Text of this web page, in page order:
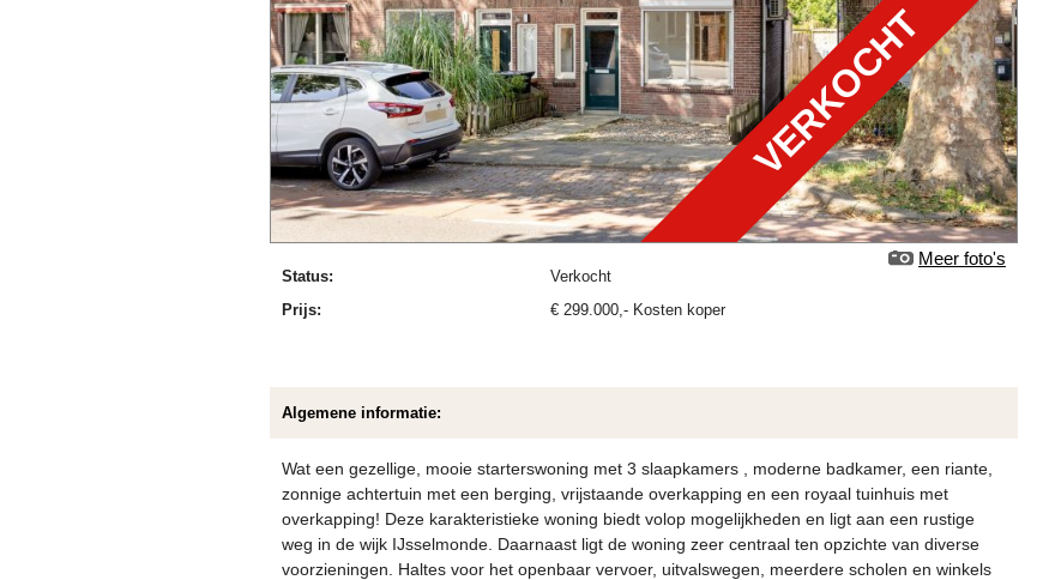
VERKOCHT
Meer foto's
Status:
verkocht
Prijs:
€ 299.000 ,- Kosten koper
Algemene informatie:
Wat een gezellige, mooie starterswoning met 3 slaapkamers , moderne badkamer, een riante,
zonnige achtertuin met een berging, vrijstaande overkapping en een royaal tuinhuis met
overkapping! Deze karakteristieke woning biedt volop mogelijkheden en ligt aan een rustige
weg in de wijk IJsselmonde. Daarnaast ligt de woning zeer centraal ten opzichte van diverse
voorzieningen. Haltes voor het openbaar vervoer, uitvalswegen, meerdere scholen en winkels